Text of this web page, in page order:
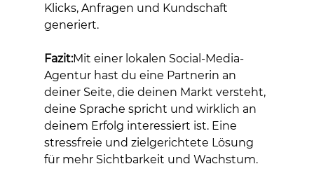
Klicks, Anfragen und Kundschaft
generiert.
Fazit:Mit einer lokalen Social-Media-
Agentur hast du eine Partnerin an
deiner Seite, die deinen Markt versteht,
deine Sprache spricht und wirklich an
deinem Erfolg interessiert ist. Eine
stressfreie und zielgerichtete Lösung
für mehr Sichtbarkeit und Wachstum.